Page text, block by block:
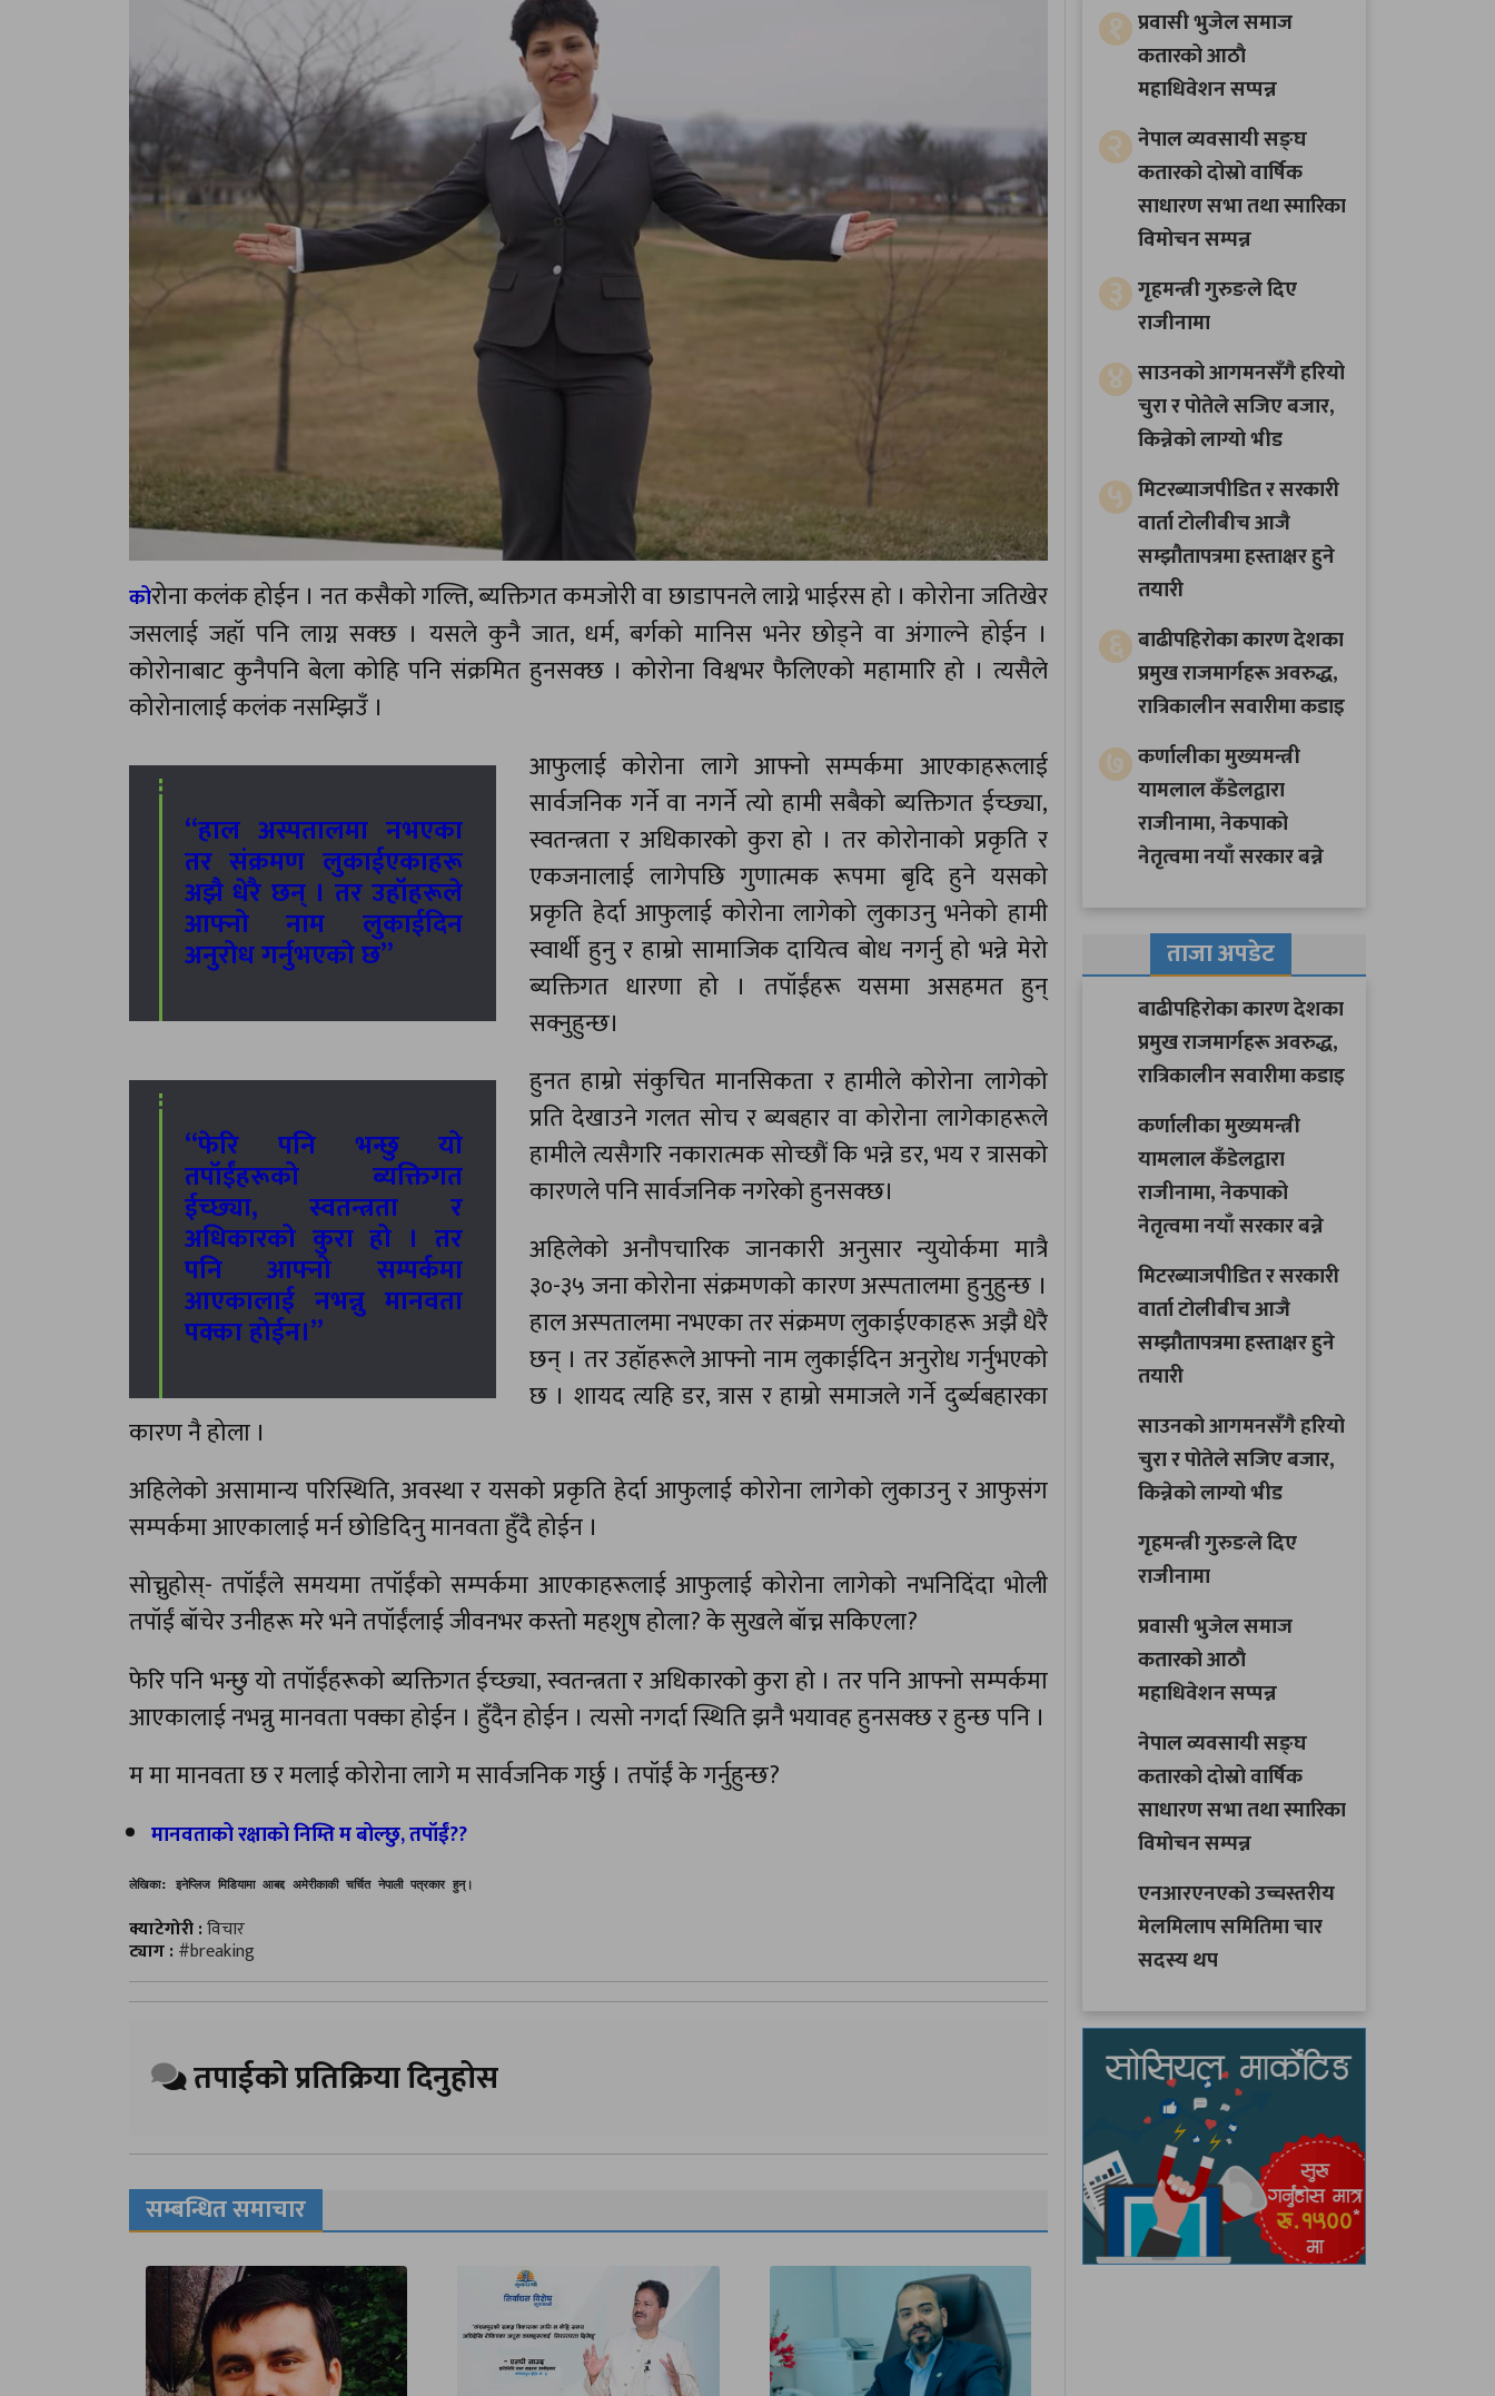
कोरोना कलंक होईन । नत कसैको गल्ति, ब्यक्तिगत कमजोरी वा छाडापनले लाग्ने भाईरस हो । कोरोना जतिखेर
जसलाई जहॉ पनि लाग्न सक्छ । यसले कुनै जात, धर्म, बर्गको मानिस भनेर छोड्ने वा अंगाल्ने होईन ।
कोरोनाबाट कुनैपनि बेला कोहि पनि संक्रमित हुनसक्छ । कोरोना विश्वभर फैलिएको महामारि हो । त्यसैले
कोरोनालाई कलंक नसम्झिउँ ।
“हाल अस्पतालमा नभएका
तर संक्रमण लुकाईएकाहरू
अझै धेरै छन् । तर उहॉहरूले
आफ्नो नाम लुकाईदिन
अनुरोध गर्नुभएको छ”
आफुलाई कोरोना लागे आफ्नो सम्पर्कमा आएकाहरूलाई
सार्वजनिक गर्ने वा नगर्ने त्यो हामी सबैको ब्यक्तिगत ईच्छ्या,
स्वतन्त्रता र अधिकारको कुरा हो । तर कोरोनाको प्रकृति र
एकजनालाई लागेपछि गुणात्मक रूपमा बृदि हुने यसको
प्रकृति हेर्दा आफुलाई कोरोना लागेको लुकाउनु भनेको हामी
स्वार्थी हुनु र हाम्रो सामाजिक दायित्व बोध नगर्नु हो भन्ने मेरो
ब्यक्तिगत धारणा हो । तपॉईंहरू यसमा असहमत हुन्
सक्नुहुन्छ।
“फेरि पनि भन्छु यो
तपॉईंहरूको ब्यक्तिगत
ईच्छ्या, स्वतन्त्रता र
अधिकारको कुरा हो । तर
पनि आफ्नो सम्पर्कमा
आएकालाई नभन्नु मानवता
पक्का होईन।”
हुनत हाम्रो संकुचित मानसिकता र हामीले कोरोना लागेको
प्रति देखाउने गलत सोच र ब्यबहार वा कोरोना लागेकाहरूले
हामीले त्यसैगरि नकारात्मक सोच्छौं कि भन्ने डर, भय र त्रासको
कारणले पनि सार्वजनिक नगरेको हुनसक्छ।
अहिलेको अनौपचारिक जानकारी अनुसार न्युयोर्कमा मात्रै
३०-३५ जना कोरोना संक्रमणको कारण अस्पतालमा हुनुहुन्छ ।
हाल अस्पतालमा नभएका तर संक्रमण लुकाईएकाहरू अझै धेरै
छन् । तर उहॉहरूले आफ्नो नाम लुकाईदिन अनुरोध गर्नुभएको
छ । शायद त्यहि डर, त्रास र हाम्रो समाजले गर्ने दुर्ब्यबहारका
कारण नै होला ।
अहिलेको असामान्य परिस्थिति, अवस्था र यसको प्रकृति हेर्दा आफुलाई कोरोना लागेको लुकाउनु र आफुसंग
सम्पर्कमा आएकालाई मर्न छोडिदिनु मानवता हुँदै होईन ।
सोच्नुहोस्- तपॉईंले समयमा तपॉईंको सम्पर्कमा आएकाहरूलाई आफुलाई कोरोना लागेको नभनिदिंदा भोली
तपॉईं बॉचेर उनीहरू मरे भने तपॉईंलाई जीवनभर कस्तो महशुष होला? के सुखले बॉच्न सकिएला?
फेरि पनि भन्छु यो तपॉईंहरूको ब्यक्तिगत ईच्छ्या, स्वतन्त्रता र अधिकारको कुरा हो । तर पनि आफ्नो सम्पर्कमा
आएकालाई नभन्नु मानवता पक्का होईन । हुँदैन होईन । त्यसो नगर्दा स्थिति झनै भयावह हुनसक्छ र हुन्छ पनि ।
म मा मानवता छ र मलाई कोरोना लागे म सार्वजनिक गर्छु । तपॉईं के गर्नुहुन्छ?
मानवताको रक्षाको निम्ति म बोल्छु,तपॉईं??
लेखिका: इनेप्लिज मिडियामा आबद्द अमेरीकाकी चर्चित नेपाली पत्रकार हुन्।
क्याटेगोरी :विचार
ट्याग : #breaking
तपाईको प्रतिक्रिया दिनुहोस
सम्बन्धित समाचार
१ प्रवासी भुजेल समाज
कतारको आठाै
महाधिवेशन सप्पन्न
२ नेपाल व्यवसायी सङ्घ
कतारको दोस्रो वार्षिक
साधारण सभा तथा स्मारिका
विमोचन सम्पन्न
३ गृहमन्त्री गुरुङले दिए
राजीनामा
४ साउनको आगमनसँगै हरियो
चुरा र पोतेले सजिए बजार,
किन्नेको लाग्यो भीड
५ मिटरब्याजपीडित र सरकारी
वार्ता टोलीबीच आजै
सम्झौतापत्रमा हस्ताक्षर हुने
तयारी
६ बाढीपहिरोका कारण देशका
प्रमुख राजमार्गहरू अवरुद्ध,
रात्रिकालीन सवारीमा कडाइ
७ कर्णालीका मुख्यमन्त्री
यामलाल कँडेलद्वारा
राजीनामा, नेकपाको
नेतृत्वमा नयाँ सरकार बन्ने
ताजा अपडेट
बाढीपहिरोका कारण देशका
प्रमुख राजमार्गहरू अवरुद्ध,
रात्रिकालीन सवारीमा कडाइ
कर्णालीका मुख्यमन्त्री
यामलाल कँडेलद्वारा
राजीनामा, नेकपाको
नेतृत्वमा नयाँ सरकार बन्ने
मिटरब्याजपीडित र सरकारी
वार्ता टोलीबीच आजै
सम्झौतापत्रमा हस्ताक्षर हुने
तयारी
साउनको आगमनसँगै हरियो
चुरा र पोतेले सजिए बजार,
किन्नेको लाग्यो भीड
गृहमन्त्री गुरुङले दिए
राजीनामा
प्रवासी भुजेल समाज
कतारको आठाै
महाधिवेशन सप्पन्न
नेपाल व्यवसायी सङ्घ
कतारको दोस्रो वार्षिक
साधारण सभा तथा स्मारिका
विमोचन सम्पन्न
एनआरएनएको उच्चस्तरीय
मेलमिलाप समितिमा चार
सदस्य थप